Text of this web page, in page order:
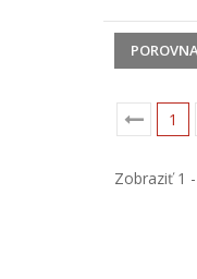
1
Zobraziť 1